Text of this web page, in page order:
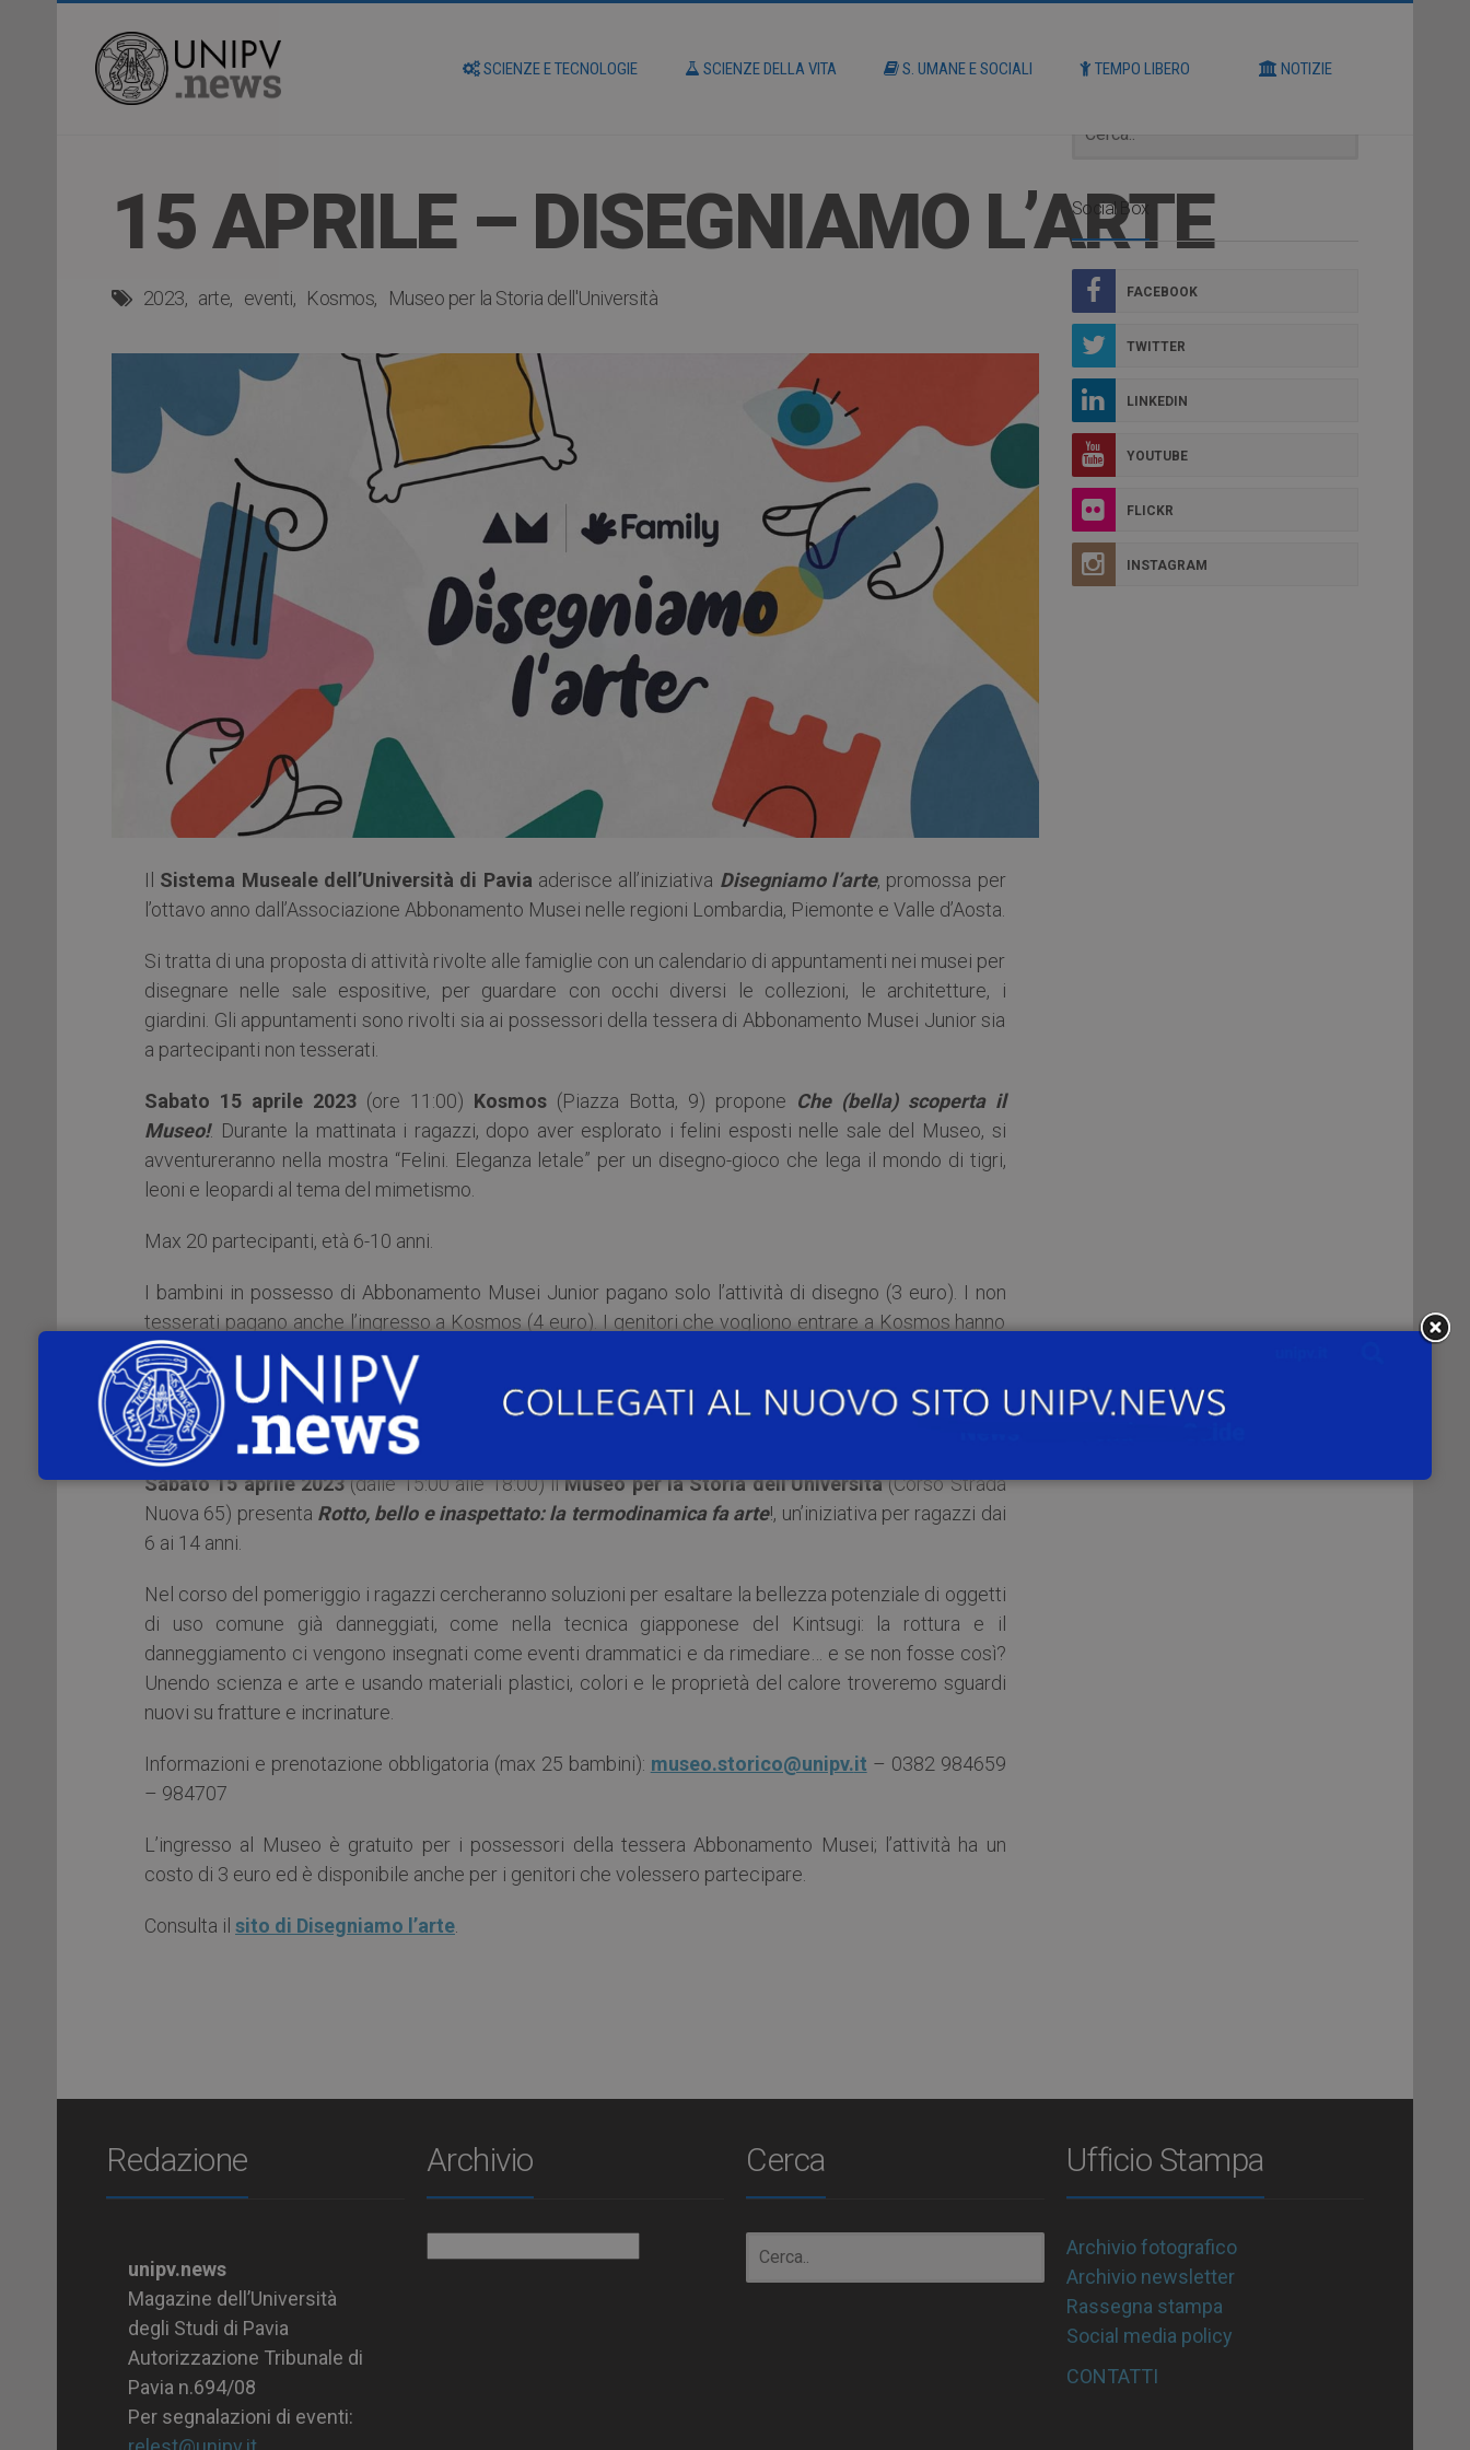
SCIENZE E TECNOLOGIE SCIENZE DELLA VITA S. UMANE E SOCIALI TEMPO LIBERO NOTIZIE
15 APRILE – DISEGNIAMO L’ARTE
2023 arte eventi Kosmos Museo per la Storia dell'Università
Il Sistema Museale dell’Università di Pavia aderisce all’iniziativa Disegniamo l’arte, promossa per
l’ottavo anno dall’Associazione Abbonamento Musei nelle regioni Lombardia, Piemonte e Valle d’Aosta.
Si tratta di una proposta di attività rivolte alle famiglie con un calendario di appuntamenti nei musei per
disegnare nelle sale espositive, per guardare con occhi diversi le collezioni, le architetture, i
giardini. Gli appuntamenti sono rivolti sia ai possessori della tessera di Abbonamento Musei Junior sia
a partecipanti non tesserati.
Sabato 15 aprile 2023 (ore 11:00) Kosmos(Piazza Botta, 9) propone Che (bella) scoperta il
Museo!. Durante la mattinata i ragazzi, dopo aver esplorato i felini esposti nelle sale del Museo, si
avventureranno nella mostra “Felini. Eleganza letale” per un disegno-gioco che lega il mondo di tigri,
leoni e leopardi al tema del mimetismo.
Max 20 partecipanti, età 6-10 anni.
I bambini in possesso di Abbonamento Musei Junior pagano solo l’attività di disegno (3 euro). I non
tesserati pagano anche l’ingresso a Kosmos (4 euro). I genitori che vogliono entrare a Kosmos hanno
la gratuità con Abbonamento Musei oppure pagano 4 euro (salvo gratuità previste dalla tariffazione
del Museo).
Informazioni e prenotazione obbligatoria:
Sabato 15 aprile 2023(dalle 15:00 alle 18:00) ilMuseo per la Storia dell’Università(Corso Strada
Nuova 65) presenta Rotto, bello e inaspettato: la termodinamica fa arte!, un’iniziativa per ragazzi dai
6 ai 14 anni.
Nel corso del pomeriggio i ragazzi cercheranno soluzioni per esaltare la bellezza potenziale di oggetti
di uso comune già danneggiati, come nella tecnica giapponese del Kintsugi: la rottura e il
danneggiamento ci vengono insegnati come eventi drammatici e da rimediare… e se non fosse così?
Unendo scienza e arte e usando materiali plastici, colori e le proprietà del calore troveremo sguardi
nuovi su fratture e incrinature.
Informazioni e prenotazione obbligatoria (max 25 bambini): museo.storico@unipv.it – 0382 984659
– 984707
L’ingresso al Museo è gratuito per i possessori della tessera Abbonamento Musei; l’attività ha un
costo di 3 euro ed è disponibile anche per i genitori che volessero partecipare.
Consulta il sito di Disegniamo l’arte
Social Box
FACEBOOK
TWITTER
LINKEDIN
YOUTUBE
FLICKR
INSTAGRAM
Redazione
unipv.news
Magazine dell’Università
degli Studi di Pavia
Autorizzazione Tribunale di
Pavia n.694/08
Per segnalazioni di eventi:
Archivio Cerca Ufficio Stampa
Archivio fotografico
Archivio newsletter
Rassegna stampa
Social media policy
CONTATTI